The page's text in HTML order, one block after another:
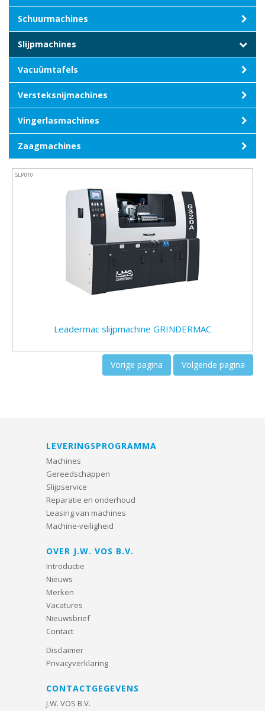
Schuurmachines
Slijpmachines
Vacuümtafels
Versteksnijmachines
Vingerlasmachines
Zaagmachines
Leadermac slijpmachine GRINDERMAC
SLP010
Vorige pagina Volgende pagina
LEVERINGSPROGRAMMA
Machines
Gereedschappen
Slijpservice
Reparatie en onderhoud
Leasing van machines
Machine-veiligheid
OVER J.W. VOS B.V.
Introductie
Nieuws
Merken
Vacatures
Nieuwsbrief
Contact
Disclaimer
Privacyverklaring
CONTACTGEGEVENS
J.W. VOS B.V.